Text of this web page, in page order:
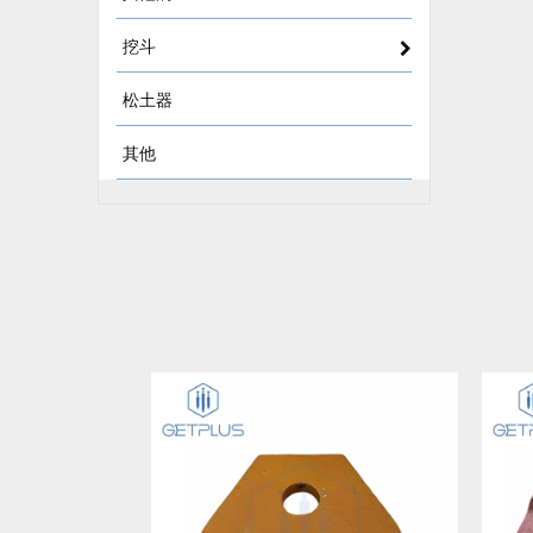
挖斗
松土器
其他